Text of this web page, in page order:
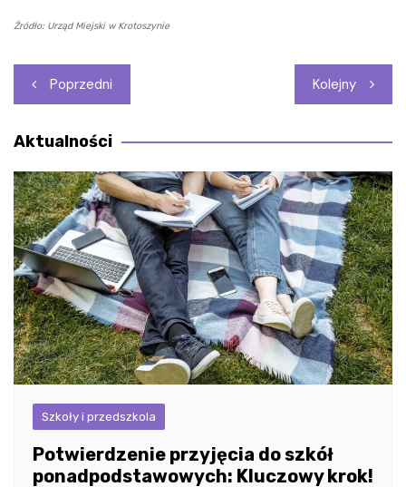
Źródło: Urząd Miejski w Krotoszynie
Nawigacja
wpisu
Poprzedni Kolejny
Aktualności
Szkoły i przedszkola
Potwierdzenie przyjęcia do szkół
ponadpodstawowych: Kluczowy krok!